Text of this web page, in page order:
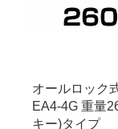
オールロック
EA4-4G 重量
キー)タイプ